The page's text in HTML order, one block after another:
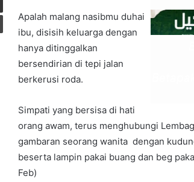
Apalah malang nasibmu duhai
ibu, disisih keluarga dengan
hanya ditinggalkan
bersendirian di tepi jalan
berkerusi roda.
Simpati yang bersisa di hati
orang awam, terus menghubungi
gambaran seorang wanita dengan
beserta lampin pakai buang dan beg
Feb)